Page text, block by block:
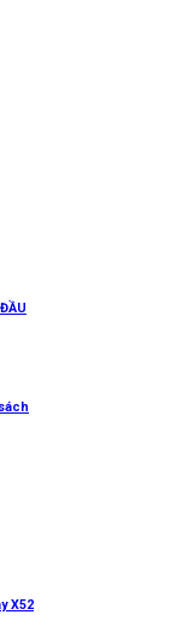
X52